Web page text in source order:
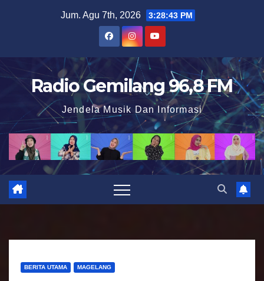
t
o
n
Jum. Agu 7th, 2026 3:28:45 PM
Radio Gemilang 96,8 FM
Jendela Musik Dan Informasi
BERITA UTAMA MAGELANG